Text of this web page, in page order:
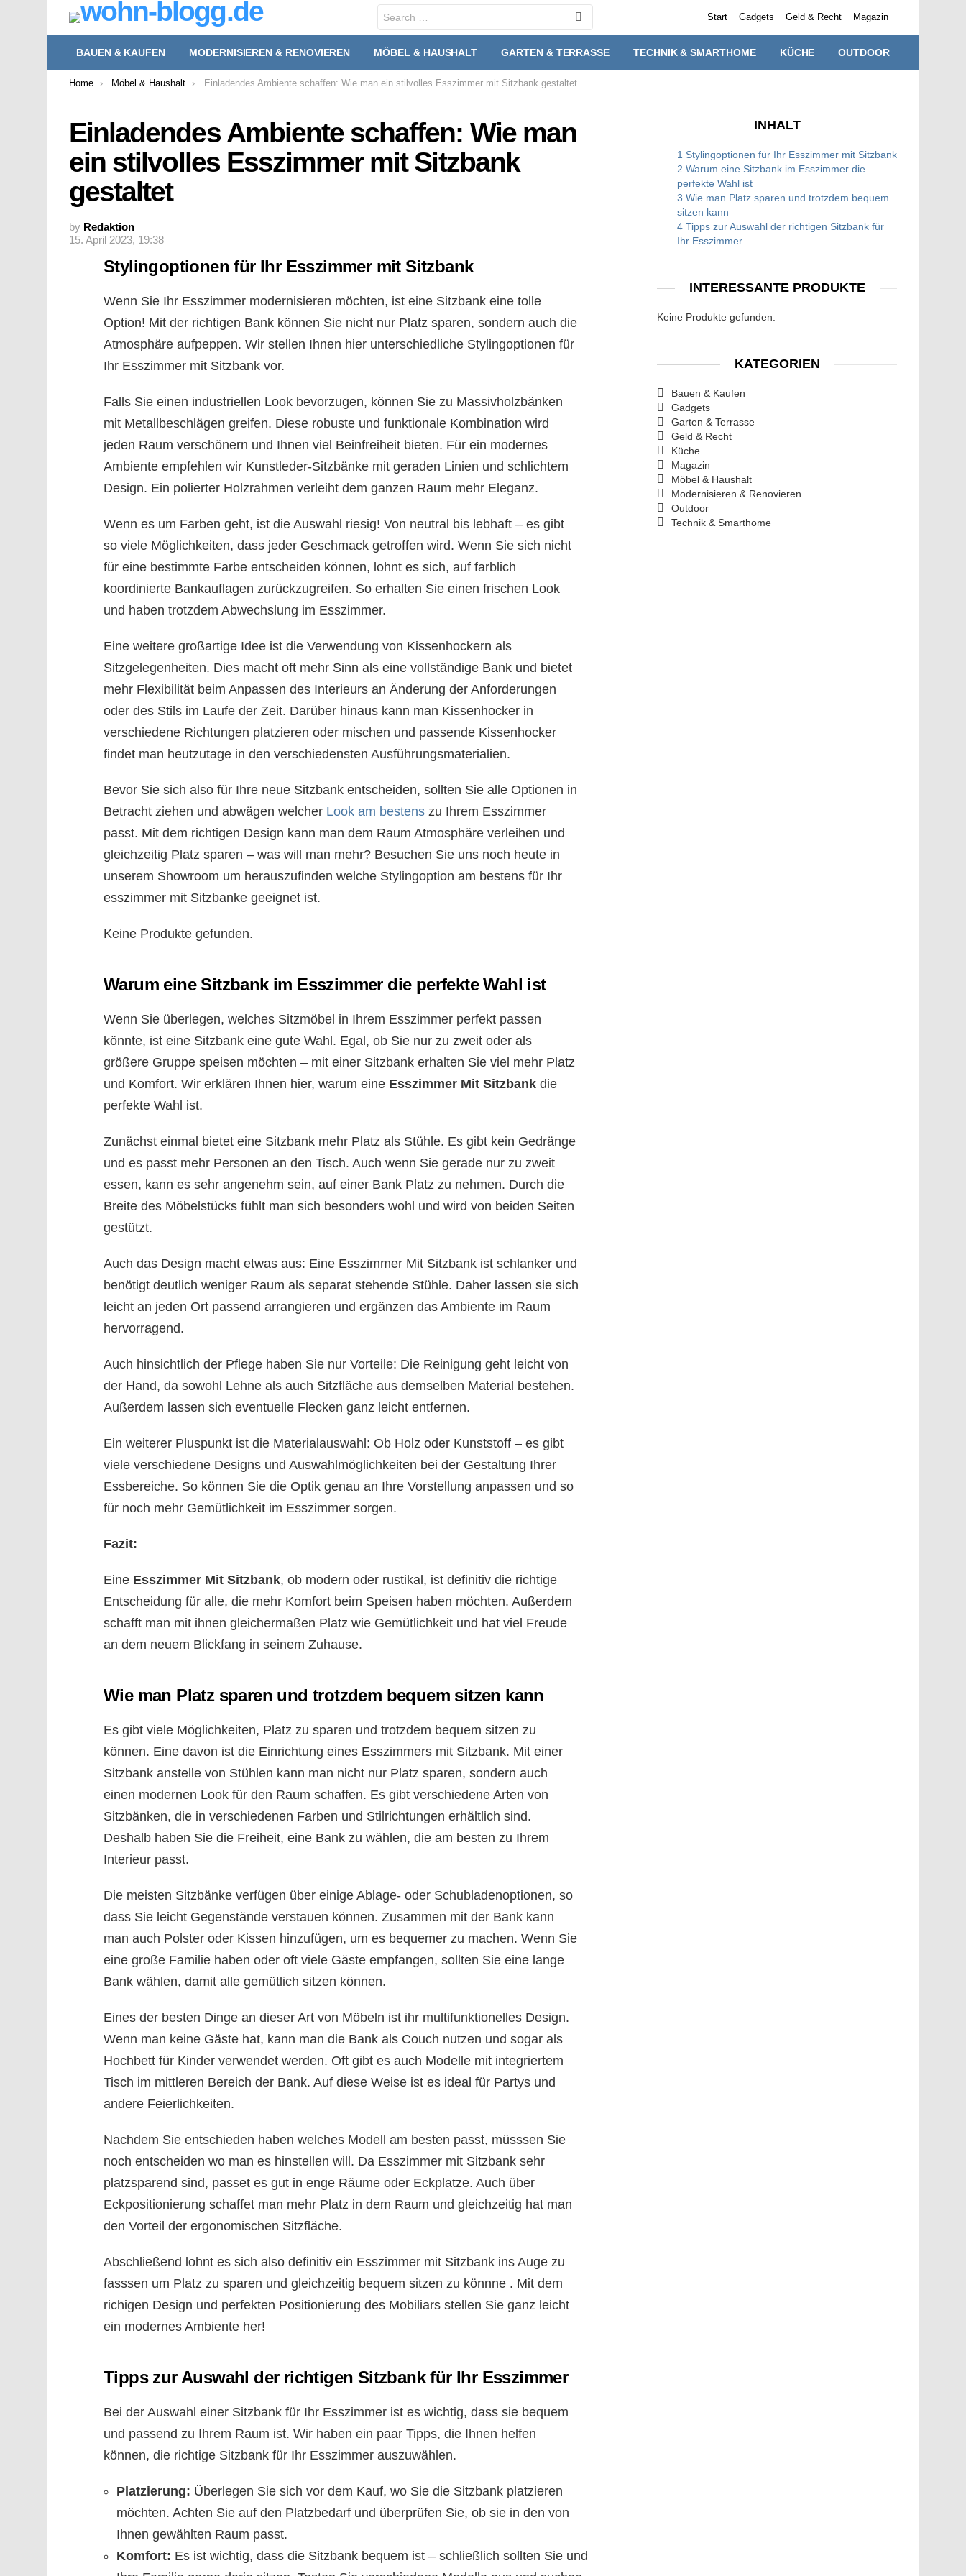
for:
Start Gadgets Geld & Recht Magazin
BAUEN & KAUFEN MODERNISIEREN & RENOVIEREN MÖBEL & HAUSHALT GARTEN & TERRASSE TECHNIK & SMARTHOME KÜCHE OUTDOOR
You are here:
Home Möbel & Haushalt Einladendes Ambiente schaffen: Wie man ein stilvolles Esszimmer mit Sitzbank gestaltet
Einladendes Ambiente schaffen: Wie man
ein stilvolles Esszimmer mit Sitzbank
gestaltet
by Redaktion
15. April 2023, 19:38
Stylingoptionen für Ihr Esszimmer mit Sitzbank
Wenn Sie Ihr Esszimmer modernisieren möchten, ist eine Sitzbank eine tolle
Option! Mit der richtigen Bank können Sie nicht nur Platz sparen, sondern auch die
Atmosphäre aufpeppen. Wir stellen Ihnen hier unterschiedliche Stylingoptionen für
Ihr Esszimmer mit Sitzbank vor.
Falls Sie einen industriellen Look bevorzugen, können Sie zu Massivholzbänken
mit Metallbeschlägen greifen. Diese robuste und funktionale Kombination wird
jeden Raum verschönern und Ihnen viel Beinfreiheit bieten. Für ein modernes
Ambiente empfehlen wir Kunstleder-Sitzbänke mit geraden Linien und schlichtem
Design. Ein polierter Holzrahmen verleiht dem ganzen Raum mehr Eleganz.
Wenn es um Farben geht, ist die Auswahl riesig! Von neutral bis lebhaft – es gibt
so viele Möglichkeiten, dass jeder Geschmack getroffen wird. Wenn Sie sich nicht
für eine bestimmte Farbe entscheiden können, lohnt es sich, auf farblich
koordinierte Bankauflagen zurückzugreifen. So erhalten Sie einen frischen Look
und haben trotzdem Abwechslung im Esszimmer.
Eine weitere großartige Idee ist die Verwendung von Kissenhockern als
Sitzgelegenheiten. Dies macht oft mehr Sinn als eine vollständige Bank und bietet
mehr Flexibilität beim Anpassen des Interieurs an Änderung der Anforderungen
oder des Stils im Laufe der Zeit. Darüber hinaus kann man Kissenhocker in
verschiedene Richtungen platzieren oder mischen und passende Kissenhocker
findet man heutzutage in den verschiedensten Ausführungsmaterialien.
Bevor Sie sich also für Ihre neue Sitzbank entscheiden, sollten Sie alle Optionen in
Betracht ziehen und abwägen welcher Look am bestens zu Ihrem Esszimmer
passt. Mit dem richtigen Design kann man dem Raum Atmosphäre verleihen und
gleichzeitig Platz sparen – was will man mehr? Besuchen Sie uns noch heute in
unserem Showroom um herauszufinden welche Stylingoption am bestens für Ihr
esszimmer mit Sitzbanke geeignet ist.
Keine Produkte gefunden.
Warum eine Sitzbank im Esszimmer die perfekte Wahl ist
Wenn Sie überlegen, welches Sitzmöbel in Ihrem Esszimmer perfekt passen
könnte, ist eine Sitzbank eine gute Wahl. Egal, ob Sie nur zu zweit oder als
größere Gruppe speisen möchten – mit einer Sitzbank erhalten Sie viel mehr Platz
und Komfort. Wir erklären Ihnen hier, warum eine Esszimmer Mit Sitzbank die
perfekte Wahl ist.
Zunächst einmal bietet eine Sitzbank mehr Platz als Stühle. Es gibt kein Gedränge
und es passt mehr Personen an den Tisch. Auch wenn Sie gerade nur zu zweit
essen, kann es sehr angenehm sein, auf einer Bank Platz zu nehmen. Durch die
Breite des Möbelstücks fühlt man sich besonders wohl und wird von beiden Seiten
gestützt.
Auch das Design macht etwas aus: Eine Esszimmer Mit Sitzbank ist schlanker und
benötigt deutlich weniger Raum als separat stehende Stühle. Daher lassen sie sich
leicht an jeden Ort passend arrangieren und ergänzen das Ambiente im Raum
hervorragend.
Auch hinsichtlich der Pflege haben Sie nur Vorteile: Die Reinigung geht leicht von
der Hand, da sowohl Lehne als auch Sitzfläche aus demselben Material bestehen.
Außerdem lassen sich eventuelle Flecken ganz leicht entfernen.
Ein weiterer Pluspunkt ist die Materialauswahl: Ob Holz oder Kunststoff – es gibt
viele verschiedene Designs und Auswahlmöglichkeiten bei der Gestaltung Ihrer
Essbereiche. So können Sie die Optik genau an Ihre Vorstellung anpassen und so
für noch mehr Gemütlichkeit im Esszimmer sorgen.
Fazit:
Eine Esszimmer Mit Sitzbank, ob modern oder rustikal, ist definitiv die richtige
Entscheidung für alle, die mehr Komfort beim Speisen haben möchten. Außerdem
schafft man mit ihnen gleichermaßen Platz wie Gemütlichkeit und hat viel Freude
an dem neuem Blickfang in seinem Zuhause.
Wie man Platz sparen und trotzdem bequem sitzen kann
Es gibt viele Möglichkeiten, Platz zu sparen und trotzdem bequem sitzen zu
können. Eine davon ist die Einrichtung eines Esszimmers mit Sitzbank. Mit einer
Sitzbank anstelle von Stühlen kann man nicht nur Platz sparen, sondern auch
einen modernen Look für den Raum schaffen. Es gibt verschiedene Arten von
Sitzbänken, die in verschiedenen Farben und Stilrichtungen erhältlich sind.
Deshalb haben Sie die Freiheit, eine Bank zu wählen, die am besten zu Ihrem
Interieur passt.
Die meisten Sitzbänke verfügen über einige Ablage- oder Schubladenoptionen, so
dass Sie leicht Gegenstände verstauen können. Zusammen mit der Bank kann
man auch Polster oder Kissen hinzufügen, um es bequemer zu machen. Wenn Sie
eine große Familie haben oder oft viele Gäste empfangen, sollten Sie eine lange
Bank wählen, damit alle gemütlich sitzen können.
Eines der besten Dinge an dieser Art von Möbeln ist ihr multifunktionelles Design.
Wenn man keine Gäste hat, kann man die Bank als Couch nutzen und sogar als
Hochbett für Kinder verwendet werden. Oft gibt es auch Modelle mit integriertem
Tisch im mittleren Bereich der Bank. Auf diese Weise ist es ideal für Partys und
andere Feierlichkeiten.
Nachdem Sie entschieden haben welches Modell am besten passt, müsssen Sie
noch entscheiden wo man es hinstellen will. Da Esszimmer mit Sitzbank sehr
platzsparend sind, passet es gut in enge Räume oder Eckplatze. Auch über
Eckpositionierung schaffet man mehr Platz in dem Raum und gleichzeitig hat man
den Vorteil der ergonomischen Sitzfläche.
Abschließend lohnt es sich also definitiv ein Esszimmer mit Sitzbank ins Auge zu
fasssen um Platz zu sparen und gleichzeitig bequem sitzen zu könnne . Mit dem
richigen Design und perfekten Positionierung des Mobiliars stellen Sie ganz leicht
ein modernes Ambiente her!
Tipps zur Auswahl der richtigen Sitzbank für Ihr Esszimmer
Bei der Auswahl einer Sitzbank für Ihr Esszimmer ist es wichtig, dass sie bequem
und passend zu Ihrem Raum ist. Wir haben ein paar Tipps, die Ihnen helfen
können, die richtige Sitzbank für Ihr Esszimmer auszuwählen.
Platzierung: Überlegen Sie sich vor dem Kauf, wo Sie die Sitzbank platzieren
möchten. Achten Sie auf den Platzbedarf und überprüfen Sie, ob sie in den von
Ihnen gewählten Raum passt.
Komfort: Es ist wichtig, dass die Sitzbank bequem ist – schließlich sollten Sie und
INHALT
1 Stylingoptionen für Ihr Esszimmer mit Sitzbank
2 Warum eine Sitzbank im Esszimmer die
perfekte Wahl ist
3 Wie man Platz sparen und trotzdem bequem
sitzen kann
4 Tipps zur Auswahl der richtigen Sitzbank für
Ihr Esszimmer
INTERESSANTE PRODUKTE
Keine Produkte gefunden.
KATEGORIEN
Bauen & Kaufen
Gadgets
Garten & Terrasse
Geld & Recht
Küche
Magazin
Möbel & Haushalt
Modernisieren & Renovieren
Outdoor
Technik & Smarthome